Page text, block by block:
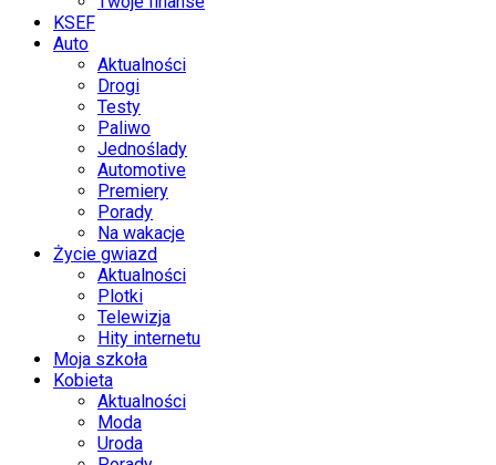
KSEF
Auto
Aktualności
Drogi
Testy
Paliwo
Jednoślady
Automotive
Premiery
Porady
Na wakacje
Życie gwiazd
Aktualności
Plotki
Telewizja
Hity internetu
Moja szkoła
Kobieta
Aktualności
Moda
Uroda